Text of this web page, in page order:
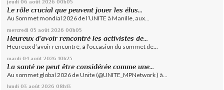
jeudi 06 août 2026 00h05
Le rôle crucial que peuvent jouer les élus...
Au Sommet mondial 2026 de l’UNITE à Manille, aux...
mercredi 05 août 2026 00h05
Heureux d’avoir rencontré les activistes de...
Heureux d’avoir rencontré, à l’occasion du sommet de...
mardi 04 août 2026 10h25
La santé ne peut être considérée comme une...
Au sommet global 2026 de Unite (@UNITE_MPNetwork ) à...
lundi 03 août 2026 08h13